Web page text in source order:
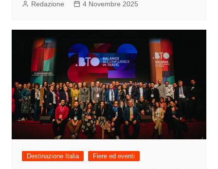
Redazione 4 Novembre 2025
Destinazione Italia Fiere ed eventi